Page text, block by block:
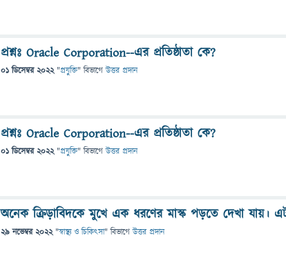
প্রশ্নঃ Oracle Corporation--এর প্রতিষ্ঠাতা কে?
01 ডিসেম্বর 2022 "প্রযুক্তি" বিভাগে উত্তর প্রদান
প্রশ্নঃ Oracle Corporation--এর প্রতিষ্ঠাতা কে?
01 ডিসেম্বর 2022 "প্রযুক্তি" বিভাগে উত্তর প্রদান
অনেক ক্রিড়াবিদকে মুখে এক ধরণের মাস্ক পড়তে দেখা যায়।
29 নভেম্বর 2022 "স্বাস্থ্য ও চিকিৎসা" বিভাগে উত্তর প্রদান